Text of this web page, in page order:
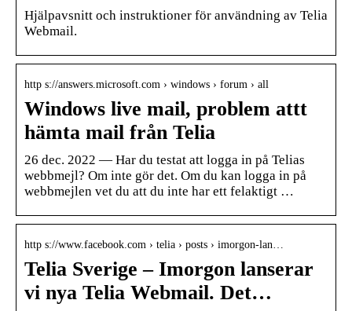
Hjälpavsnitt och instruktioner för användning av Telia
Webmail.
http s://answers.microsoft.com › windows › forum › all
Windows live mail, problem attt
hämta mail från Telia
26 dec. 2022 — Har du testat att logga in på Telias
webbmejl? Om inte gör det. Om du kan logga in på
webbmejlen vet du att du inte har ett felaktigt …
http s://www.facebook.com › telia › posts › imorgon-lan…
Telia Sverige – Imorgon lanserar
vi nya Telia Webmail. Det…